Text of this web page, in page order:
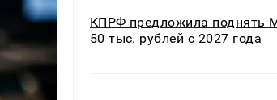
КПРФ предложила поднять
50 тыс. рублей с 2027 года